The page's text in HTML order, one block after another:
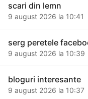
scari din lemn
9 august 2026 la 10:41
serg peretele
9 august 2026 la 10:39
bloguri interesante
9 august 2026 la 10:37